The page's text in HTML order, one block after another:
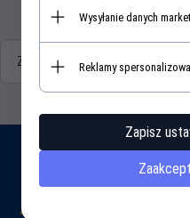
Zasoby dotyczące
Blog
Wysyłanie danych
Reklamy
Zapisz